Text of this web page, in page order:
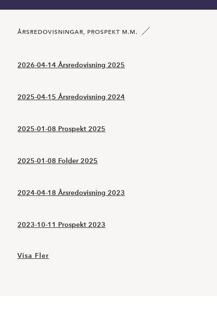
ÅRSREDOVISNINGAR, PROSPEKT M.M.
2026-04-14 Årsredovisning 2025
2025-04-15 Årsredovisning 2024
2025-01-08 Prospekt 2025
2025-01-08 Folder 2025
2024-04-18 Årsredovisning 2023
2023-10-11 Prospekt 2023
Visa Fler